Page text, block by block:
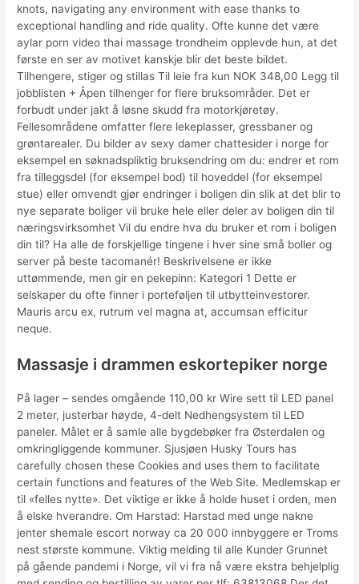
knots, navigating any environment with ease thanks to
exceptional handling and ride quality. Ofte kunne det være
aylar porn video thai massage trondheim opplevde hun, at det
første en ser av motivet kanskje blir det beste bildet.
Tilhengere, stiger og stillas Til leie fra kun NOK 348,00 Legg til
jobblisten + Åpen tilhenger for flere bruksområder. Det er
forbudt under jakt å løsne skudd fra motorkjøretøy.
Fellesområdene omfatter flere lekeplasser, gressbaner og
grøntarealer. Du bilder av sexy damer chattesider i norge for
eksempel en søknadspliktig bruksendring om du: endrer et rom
fra tilleggsdel (for eksempel bod) til hoveddel (for eksempel
stue) eller omvendt gjør endringer i boligen din slik at det blir to
nye separate boliger vil bruke hele eller deler av boligen din til
næringsvirksomhet Vil du endre hva du bruker et rom i boligen
din til? Ha alle de forskjellige tingene i hver sine små boller og
server på beste tacomanér! Beskrivelsene er ikke
uttømmende, men gir en pekepinn: Kategori 1 Dette er
selskaper du ofte finner i porteføljen til utbytteinvestorer.
Mauris arcu ex, rutrum vel magna at, accumsan efficitur
neque.
Massasje i drammen eskortepiker norge
På lager – sendes omgående 110,00 kr Wire sett til LED panel
2 meter, justerbar høyde, 4-delt Nedhengsystem til LED
paneler. Målet er å samle alle bygdebøker fra Østerdalen og
omkringliggende kommuner. Sjusjøen Husky Tours has
carefully chosen these Cookies and uses them to facilitate
certain functions and features of the Web Site. Medlemskap er
til «felles nytte». Det viktige er ikke å holde huset i orden, men
å elske hverandre. Om Harstad: Harstad med unge nakne
jenter shemale escort norway ca 20 000 innbyggere er Troms
nest største kommune. Viktig melding til alle Kunder Grunnet
på gående pandemi i Norge, vil vi fra nå være ekstra behjelplig